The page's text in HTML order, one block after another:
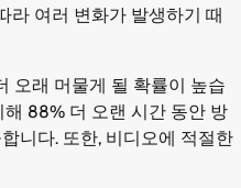
라 여러 변화가 발생하기 때
오래 머물게 될 확률이 높습
88% 더 오랜 시간 동안 방
니다. 또한, 비디오에 적절한